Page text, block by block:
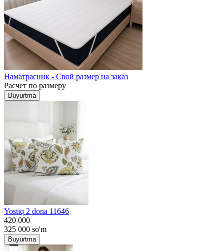
Наматрасник - Свой размер на заказ
Расчет по размеру
Buyurtma
Yostiq 2 dona 11646
420 000
325 000 so'm
Buyurtma